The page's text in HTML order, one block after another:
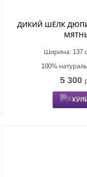
ДИКИЙ ШЁЛК
Ширина: 137
100%
5 300